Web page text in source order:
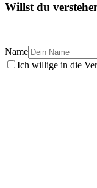
Willst du
Name
Ich willige in die